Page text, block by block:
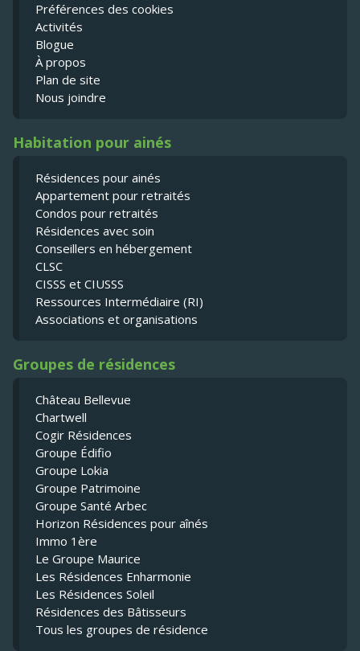
Préférences des cookies
Activités
Blogue
À propos
Plan de site
Nous joindre
Habitation pour ainés
Résidences pour ainés
Appartement pour retraités
Condos pour retraités
Résidences avec soin
Conseillers en hébergement
CLSC
CISSS et CIUSSS
Ressources Intermédiaire (RI)
Associations et organisations
Groupes de résidences
Château Bellevue
Chartwell
Cogir Résidences
Groupe Édifio
Groupe Lokia
Groupe Patrimoine
Groupe Santé Arbec
Horizon Résidences pour aînés
Immo 1ère
Le Groupe Maurice
Les Résidences Enharmonie
Les Résidences Soleil
Résidences des Bâtisseurs
Tous les groupes de résidence